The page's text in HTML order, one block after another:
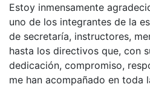
Estoy inmensamente
uno de los integrantes de la
de secretaría, instructores,
hasta los directivos que, con
dedicación, compromiso,
me han acompañado en toda